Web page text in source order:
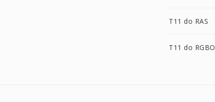
T11 do RAS
T11 do RGBO